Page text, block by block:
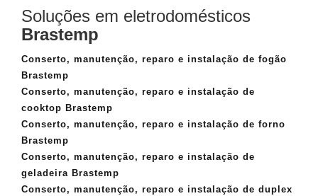
Soluções em eletrodomésticos
Brastemp
Conserto, manutenção, reparo e instalação de fogão
Brastemp
Conserto, manutenção, reparo e instalação de
cooktop Brastemp
Conserto, manutenção, reparo e instalação de forno
Brastemp
Conserto, manutenção, reparo e instalação de
geladeira Brastemp
Conserto, manutenção, reparo e instalação de duplex